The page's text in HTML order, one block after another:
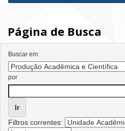
Página de Busca
Buscar em:
por
Filtros correntes: